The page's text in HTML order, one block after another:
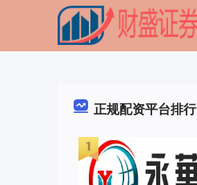
正规配资平台排行